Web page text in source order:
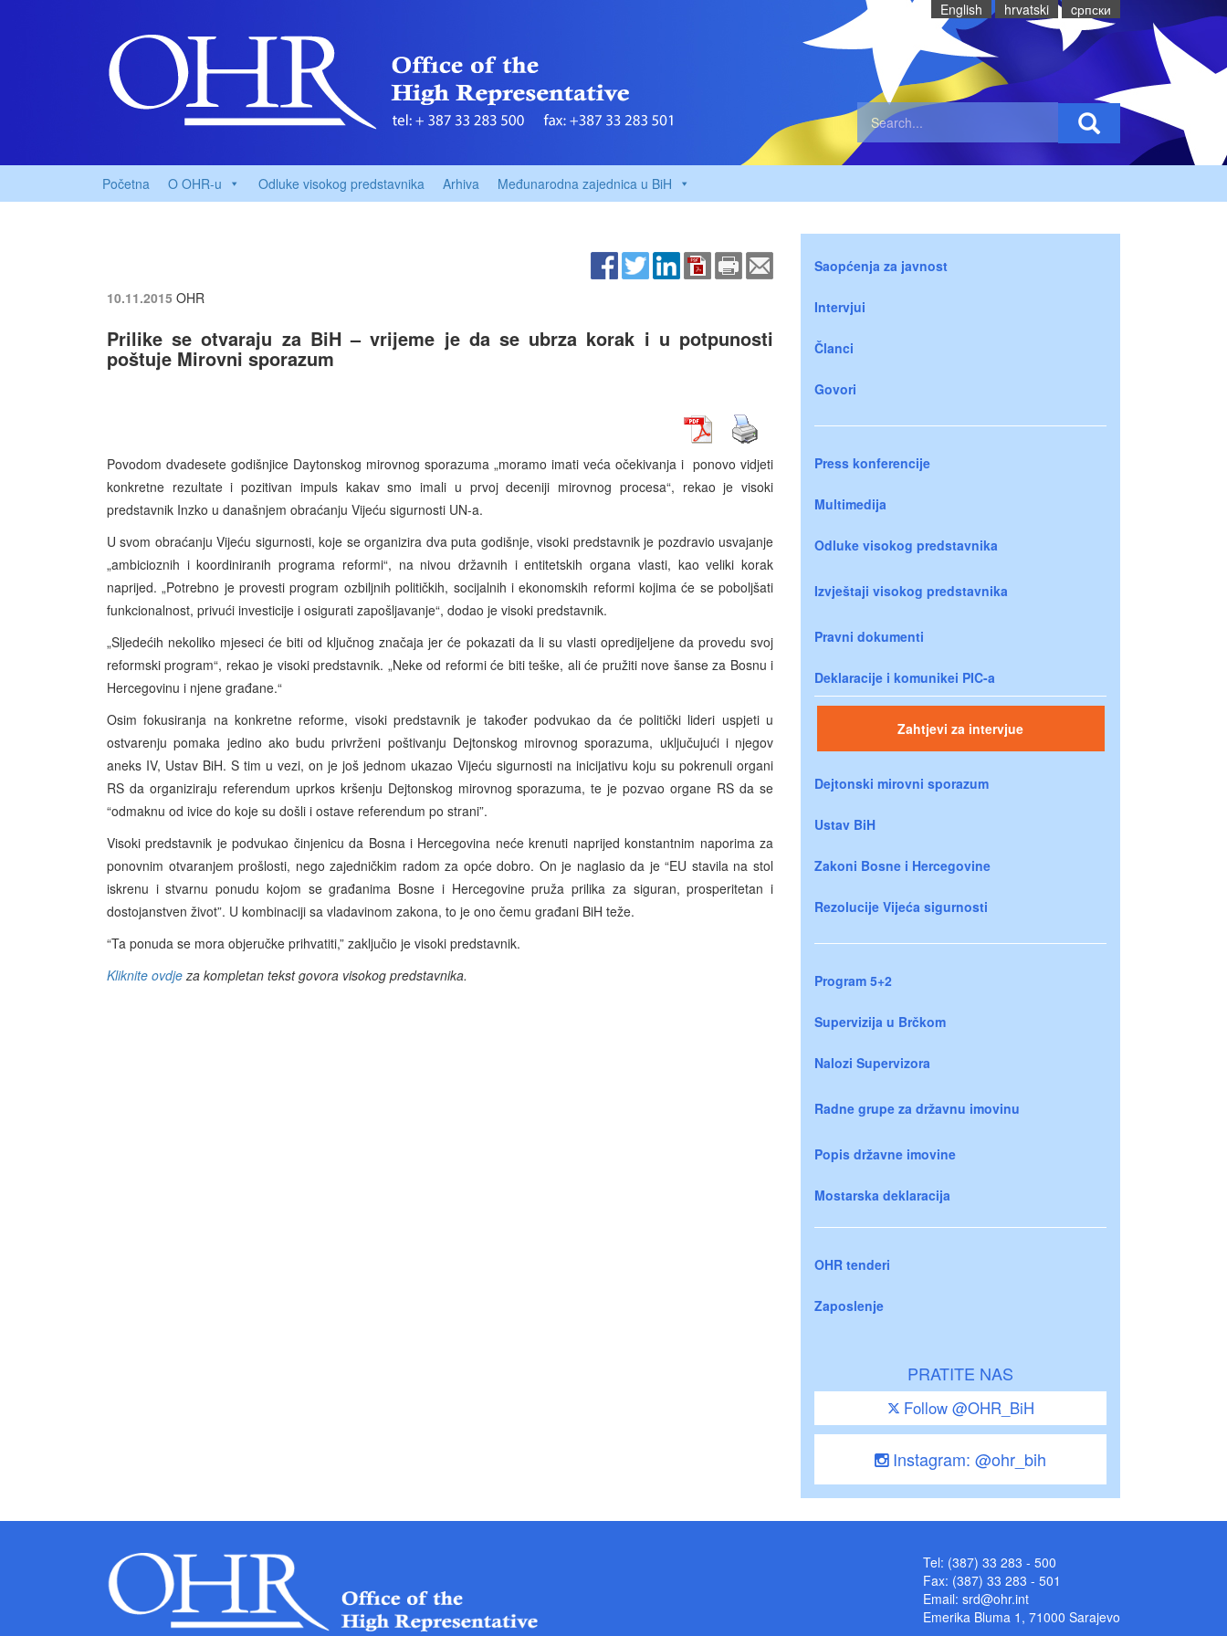
English hrvatski cрпски
Početna O OHR-u Odluke visokog predstavnika Arhiva Međunarodna zajednica u BiH
10.11.2015 OHR
Prilike se otvaraju za BiH – vrijeme je da se ubrza korak i u potpunosti
poštuje Mirovni sporazum
Povodom dvadesete godišnjice Daytonskog mirovnog sporazuma „moramo imati veća očekivanja i ponovo vidjeti
konkretne rezultate i pozitivan impuls kakav smo imali u prvoj deceniji mirovnog procesa“, rekao je visoki
predstavnik Inzko u današnjem obraćanju Vijeću sigurnosti UN-a.
U svom obraćanju Vijeću sigurnosti, koje se organizira dva puta godišnje, visoki predstavnik je pozdravio usvajanje
„ambicioznih i koordiniranih programa reformi“, na nivou državnih i entitetskih organa vlasti, kao veliki korak
naprijed. „Potrebno je provesti program ozbiljnih političkih, socijalnih i ekonomskih reformi kojima će se poboljšati
funkcionalnost, privući investicije i osigurati zapošljavanje“, dodao je visoki predstavnik.
„Sljedećih nekoliko mjeseci će biti od ključnog značaja jer će pokazati da li su vlasti opredijeljene da provedu svoj
reformski program“, rekao je visoki predstavnik. „Neke od reformi će biti teške, ali će pružiti nove šanse za Bosnu i
Hercegovinu i njene građane.“
Osim fokusiranja na konkretne reforme, visoki predstavnik je također podvukao da će politički lideri uspjeti u
ostvarenju pomaka jedino ako budu privrženi poštivanju Dejtonskog mirovnog sporazuma, uključujući i njegov
aneks IV, Ustav BiH. S tim u vezi, on je još jednom ukazao Vijeću sigurnosti na inicijativu koju su pokrenuli organi
RS da organiziraju referendum uprkos kršenju Dejtonskog mirovnog sporazuma, te je pozvao organe RS da se
“odmaknu od ivice do koje su došli i ostave referendum po strani”.
Visoki predstavnik je podvukao činjenicu da Bosna i Hercegovina neće krenuti naprijed konstantnim naporima za
ponovnim otvaranjem prošlosti, nego zajedničkim radom za opće dobro. On je naglasio da je “EU stavila na stol
iskrenu i stvarnu ponudu kojom se građanima Bosne i Hercegovine pruža prilika za siguran, prosperitetan i
dostojanstven život”. U kombinaciji sa vladavinom zakona, to je ono čemu građani BiH teže.
“Ta ponuda se mora objeručke prihvatiti,” zaključio je visoki predstavnik.
Kliknite ovdjeza kompletan tekst govora visokog predstavnika.
Saopćenja za javnost
Intervjui
Članci
Govori
Press konferencije
Multimedija
Odluke visokog predstavnika
Izvještaji visokog predstavnika
Pravni dokumenti
Deklaracije i komunikei PIC-a
Zahtjevi za intervjue
Dejtonski mirovni sporazum
Ustav BiH
Zakoni Bosne i Hercegovine
Rezolucije Vijeća sigurnosti
Program 5+2
Supervizija u Brčkom
Nalozi Supervizora
Radne grupe za državnu imovinu
Popis državne imovine
Mostarska deklaracija
OHR tenderi
Zaposlenje
PRATITE NAS
Follow @OHR_BiH
Instagram: @ohr_bih
Tel: (387) 33 283 - 500
Fax: (387) 33 283 - 501
Email: srd@ohr.int
Emerika Bluma 1, 71000 Sarajevo